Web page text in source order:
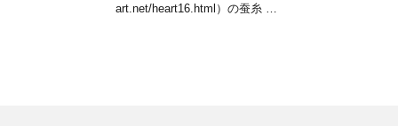
art.net/heart16.html）の蚕糸 …